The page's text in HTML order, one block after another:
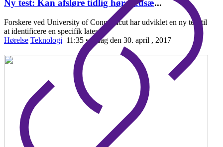
Ny test: Kan afsløre tidlig hørenedsæ...
Forskere ved University of Connecticut har udviklet en ny test til
at identificere en specifik laten
Hørelse Teknologi 11:35 søndag den 30. april , 2017